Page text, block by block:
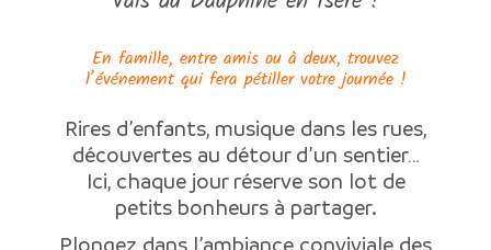
En famille, entre amis ou à deux, trouvez
l’événement qui fera pétiller votre journée !
Rires d’enfants, musique dans les rues,
découvertes au détour d’un sentier…
Ici, chaque jour réserve son lot de
petits bonheurs à partager.
Plongez dans l’ambiance conviviale des